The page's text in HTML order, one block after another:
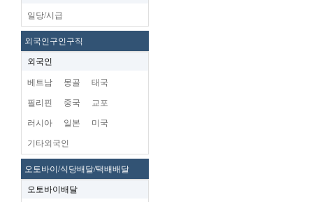
일당/시급
외국인구인구직
외국인
베트남 몽골 태국
필리핀 중국 교포
러시아 일본 미국
기타외국인
오토바이/식당배달/택배배달
오토바이배달